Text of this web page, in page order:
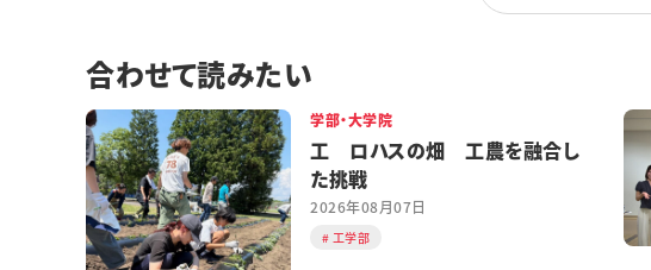
合わせて読みたい
学部・大学院
工 ロハスの畑 工農を融合し
た挑戦
2026年08月07日
工学部